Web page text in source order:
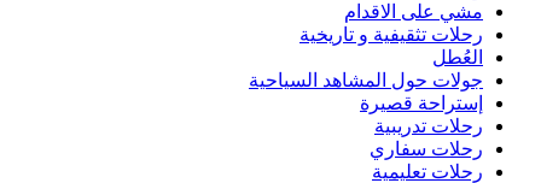
مشي على الاقدام
رحلات تثقيفية و تاريخية
العُطل
جولات حول المشاهد السياحية
إستراحة قصيرة
رحلات تدريبية
رحلات سفاري
رحلات تعليمية